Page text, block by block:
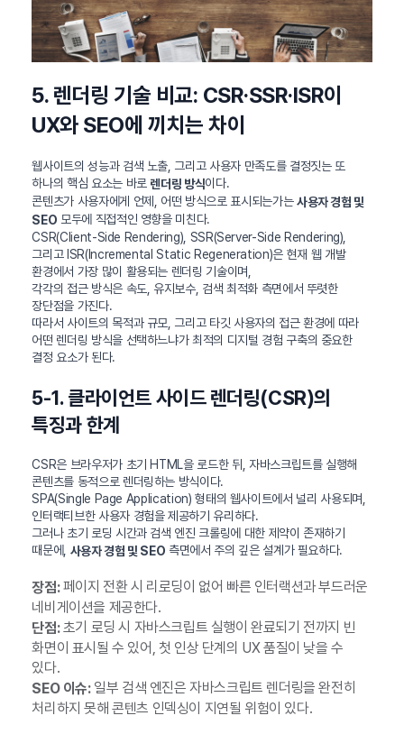
5. 렌더링 기술 비교: CSR·SSR·ISR이
UX와 SEO에 끼치는 차이
웹사이트의 성능과 검색 노출, 그리고 사용자 만족도를 결정짓는 또
하나의 핵심 요소는 바로 렌더링 방식이다.
콘텐츠가 사용자에게 언제, 어떤 방식으로 표시되는가는사용자 경험 및
SEO 모두에 직접적인 영향을 미친다.
CSR(Client-Side Rendering), SSR(Server-Side Rendering),
그리고 ISR(Incremental Static Regeneration)은 현재 웹 개발
환경에서 가장 많이 활용되는 렌더링 기술이며,
각각의 접근 방식은 속도, 유지보수, 검색 최적화 측면에서 뚜렷한
장단점을 가진다.
따라서 사이트의 목적과 규모, 그리고 타깃 사용자의 접근 환경에 따라
어떤 렌더링 방식을 선택하느냐가 최적의 디지털 경험 구축의 중요한
결정 요소가 된다.
5-1. 클라이언트 사이드 렌더링(CSR)의
특징과 한계
CSR은 브라우저가 초기 HTML을 로드한 뒤, 자바스크립트를 실행해
콘텐츠를 동적으로 렌더링하는 방식이다.
SPA(Single Page Application) 형태의 웹사이트에서 널리 사용되며,
인터랙티브한 사용자 경험을 제공하기 유리하다.
그러나 초기 로딩 시간과 검색 엔진 크롤링에 대한 제약이 존재하기
때문에, 사용자 경험 및 SEO 측면에서 주의 깊은 설계가 필요하다.
장점:페이지 전환 시 리로딩이 없어 빠른 인터랙션과 부드러운
네비게이션을 제공한다.
단점:초기 로딩 시 자바스크립트 실행이 완료되기 전까지 빈
화면이 표시될 수 있어, 첫 인상 단계의 UX 품질이 낮을 수
있다.
SEO 이슈:일부 검색 엔진은 자바스크립트 렌더링을 완전히
처리하지 못해 콘텐츠 인덱싱이 지연될 위험이 있다.